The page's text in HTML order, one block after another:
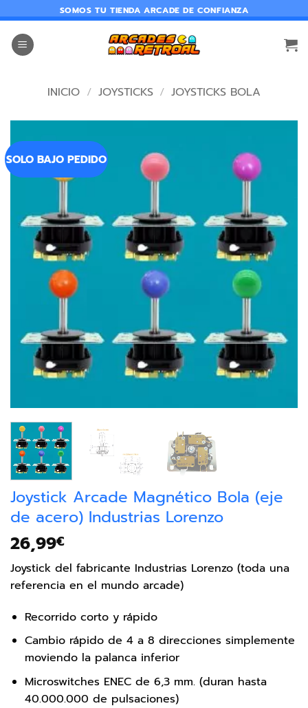
SOMOS TU TIENDA ARCADE DE CONFIANZA
INICIO / JOYSTICKS / JOYSTICKS BOLA
SOLO BAJO PEDIDO
Joystick Arcade Magnético Bola (eje
de acero) Industrias Lorenzo
26,99€
Joystick del fabricante Industrias Lorenzo (toda una
referencia en el mundo arcade)
Recorrido corto y rápido
Cambio rápido de 4 a 8 direcciones simplemente
moviendo la palanca inferior
Microswitches ENEC de 6,3 mm. (duran hasta
40.000.000 de pulsaciones)